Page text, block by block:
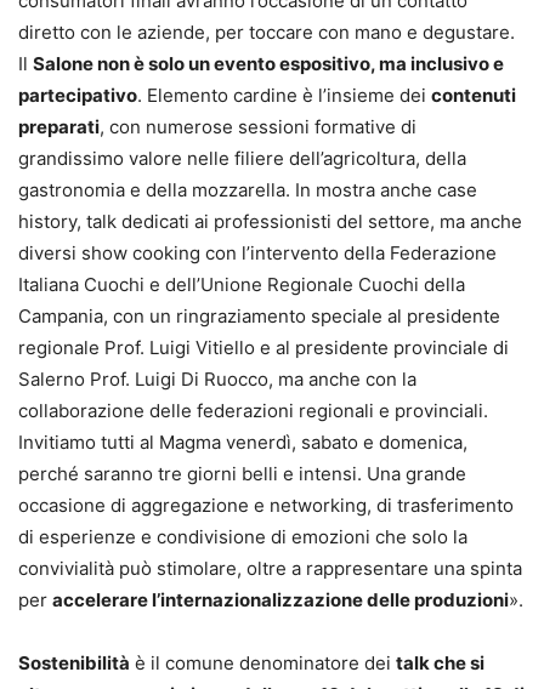
diretto con le aziende, per toccare con mano e degustare.
Il Salone non è solo un evento espositivo, ma inclusivo e
partecipativo. Elemento cardine è l’insieme dei contenuti
preparati, con numerose sessioni formative di
grandissimo valore nelle filiere dell’agricoltura, della
gastronomia e della mozzarella. In mostra anche case
history, talk dedicati ai professionisti del settore, ma anche
diversi show cooking con l’intervento della Federazione
Italiana Cuochi e dell’Unione Regionale Cuochi della
Campania, con un ringraziamento speciale al presidente
regionale Prof. Luigi Vitiello e al presidente provinciale di
Salerno Prof. Luigi Di Ruocco, ma anche con la
collaborazione delle federazioni regionali e provinciali.
Invitiamo tutti al Magma venerdì, sabato e domenica,
perché saranno tre giorni belli e intensi. Una grande
occasione di aggregazione e networking, di trasferimento
di esperienze e condivisione di emozioni che solo la
convivialità può stimolare, oltre a rappresentare una spinta
per accelerare l’internazionalizzazione delle produzioni».
Sostenibilità è il comune denominatore dei talk che si